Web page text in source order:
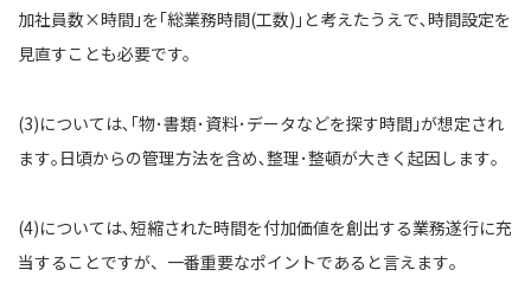
加社員数×時間｣を｢総業務時間(工数)｣と考えたうえで､時間設定を
見直すことも必要です。
(3)については､｢物･書類･資料･データなどを探す時間｣が想定され
ます｡日頃からの管理方法を含め､整理･整頓が大きく起因します｡
(4)については､短縮された時間を付加価値を創出する業務遂行に充
当することですが、一番重要なポイントであると言えます｡